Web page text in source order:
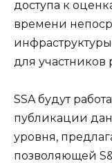
доступа к
времени
для участников
SSA будут
публикации
уровня,
позволяющей